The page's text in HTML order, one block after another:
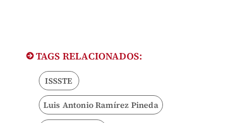
TAGS RELACIONADOS:
ISSSTE
Luis Antonio Ramírez Pineda